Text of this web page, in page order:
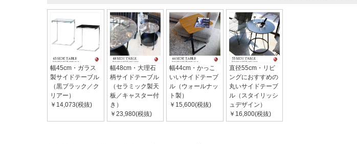
幅45cm・ガラス
製サイドテーブル
（黒ブラック／ク
リアー）
￥14,073(税抜)
幅48cm・大理石
柄サイドテーブル
（セラミック製天
板／キャスター付
き）
￥23,980(税抜)
幅44cm・かっこ
いいサイドテーブ
ル（ウォールナッ
ト製）
￥15,600(税抜)
直径55cm・リビ
ングにおすすめの
丸いサイドテーブ
ル（スタイリッシ
ュデザイン）
￥16,800(税抜)